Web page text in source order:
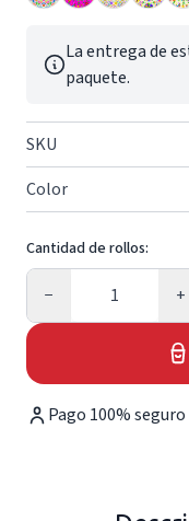
La entrega de
paquete.
SKU
Color
Cantidad de rollos:
−
Cantidad
+
Pago 100% seguro